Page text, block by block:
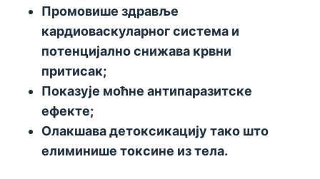
Промовише здравље
кардиоваскуларног система и
потенцијално снижава крвни
притисак;
Показује моћне антипаразитске
ефекте;
Олакшава детоксикацију тако што
елиминише токсине из тела.